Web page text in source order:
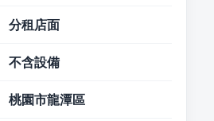
分租店面
不含設備
桃園市龍潭區